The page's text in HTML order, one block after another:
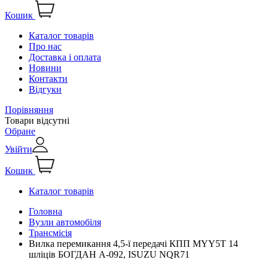
Кошик
Каталог товарів
Про нас
Доставка і оплата
Новини
Контакти
Відгуки
Порівняння
Товари відсутні
Обране
Увійти
Кошик
Каталог товарів
Головна
Вузли автомобіля
Трансмісія
Вилка перемикання 4,5-ї передачі КПП MYY5T 14
шліців БОГДАН А-092, ISUZU NQR71